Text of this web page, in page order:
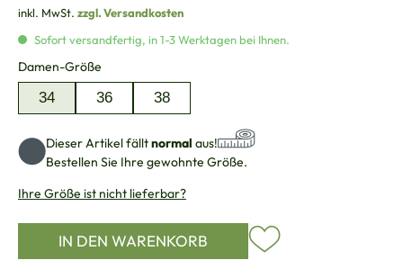
inkl. MwSt. zzgl. Versandkosten
Sofort versandfertig, in 1-3 Werktagen bei Ihnen.
Damen-Größe
34 36 38
Dieser Artikel fälltnormal aus!
Bestellen Sie Ihre gewohnte Größe.
Ihre Größe ist nicht lieferbar?
IN DEN WARENKORB